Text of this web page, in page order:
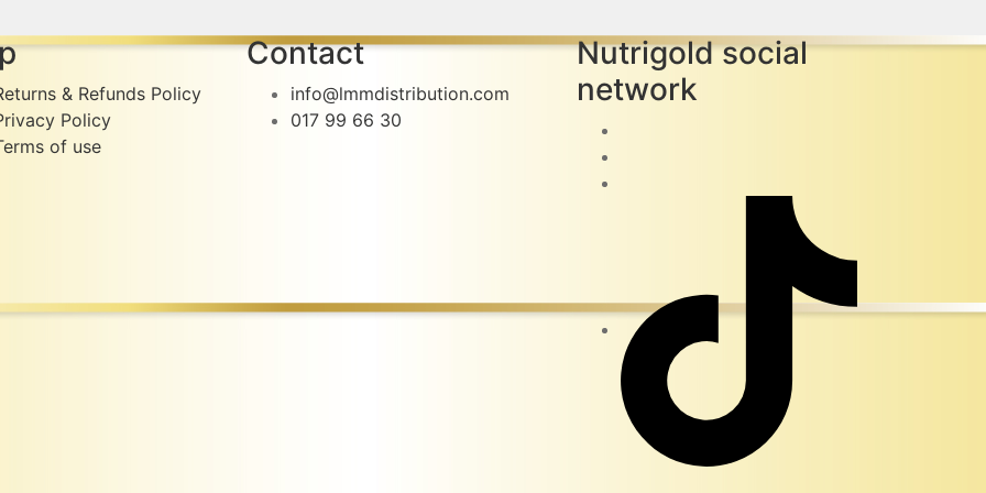
& Refunds Policy
Policy
of use
Contact
info@lmmdistribution.com
017 99 66 30
Nutrigold social
network